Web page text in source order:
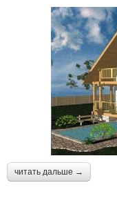
читать дальше →